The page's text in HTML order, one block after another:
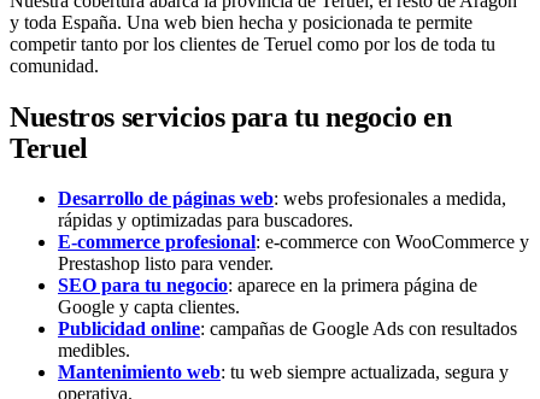
y toda España. Una web bien hecha y posicionada te permite
competir tanto por los clientes de Teruel como por los de toda tu
comunidad.
Nuestros servicios para tu negocio en
Teruel
Desarrollo de páginas web: webs profesionales a medida,
rápidas y optimizadas para buscadores.
E-commerce profesional: e-commerce con WooCommerce y
Prestashop listo para vender.
SEO para tu negocio: aparece en la primera página de
Google y capta clientes.
Publicidad online: campañas de Google Ads con resultados
medibles.
Mantenimiento web: tu web siempre actualizada, segura y
operativa.